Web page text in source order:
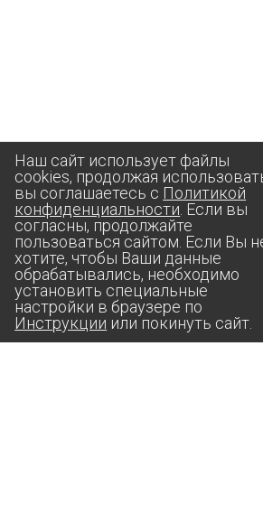
Наш сайт использует файлы
cookies, продолжая
вы соглашаетесь с Политикой
конфиденциальности . Если вы
согласны, продолжайте
пользоваться сайтом. Если Вы
хотите, чтобы Ваши данные
обрабатывались, необходимо
установить специальные
настройки в браузере по
Инструкции или покинуть сайт.